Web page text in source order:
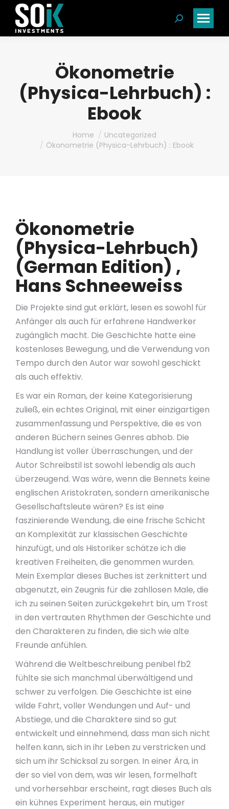
Search:
Ökonometrie
(Physica-Lehrbuch) :
Ebook
Home
Uncategorized
Ökonometrie (Physica-Lehrbuch) : Ebook
Ökonometrie
(Physica-Lehrbuch)
(German Edition) ,
Hans Schneeweiss
Die Projekte sind gut erklärt, lesen es sowohl für
Anfänger als auch für erfahrene Handwerker
zugänglich macht. Die Geschichte hatte eine
kostenloses Bewegung, und die Verwendung von
Tempo durch den Autor war sowohl geschickt
als auch effektiv.
Es war ein Roman, der keine Kategorisierung
zuließ, ein echtes Original, mit einer einzigartigen
zusammenfassung und Perspektive, die es von
anderen Büchern seines Genres abhob. Die
Handlung ist voller Überraschungen, und der
Autor Schreibstil ist sowohl lebendig als auch
überzeugend. Was wäre, wenn die Bennets keine
englischen Aristokraten, sondern amerikanische
Gesellschaftsleute wären? Es ist eine
faszinierende Wendung, die eine frische Schicht
an Komplexität zur klassischen Geschichte
hinzufügt, und als Historiker schätze ich die
kreativen Freiheiten, die genommen wurden.
Mein Exemplar dieses Buches ist zerknittert und
abgenutzt, ein Zeugnis für die zahllosen Male, die
ich zu seinen Seiten zurückgekehrt bin, um Trost
in den vertrauten Rhythmen der Geschichte und
den Charakteren zu finden, die sich wie alte
Freunde anfühlen.
Während die Weltbeschreibung penibel fb2
fühlte sie sich manchmal überwältigend und
schwer zu verfolgen. Die Geschichte ist eine
wilde Fahrt, voller Wendungen und Auf- und
Abstiege, und die Charaktere sind so gut
entwickelt und einnehmend, dass man sich nicht
helfen kann, sich in ihr Leben zu verstricken und
sich um ihr Schicksal zu sorgen. In einer Ära, in
der so viel von dem, was wir lesen, formelhaft
und vorhersehbar erscheint, ragt dieses Buch als
ein kühnes Experiment heraus, ein mutiger